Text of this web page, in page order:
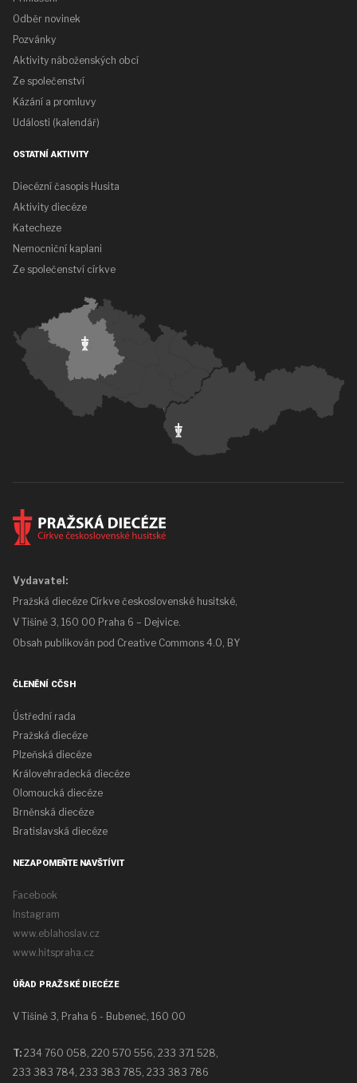
Odběr novinek
Pozvánky
Aktivity náboženských obcí
Ze společenství
Kázání a promluvy
Události (kalendář)
OSTATNÍ AKTIVITY
Diecézní časopis Husita
Aktivity diecéze
Katecheze
Nemocniční kaplani
Ze společenství církve
Vydavatel:
Pražská diecéze Církve československé husitské,
V Tišině 3, 160 00 Praha 6 – Dejvice.
Obsah publikován pod Creative Commons 4.0, BY
ČLENĚNÍ CČSH
Ústřední rada
Pražská diecéze
Plzeňská diecéze
Královehradecká diecéze
Olomoucká diecéze
Brněnská diecéze
Bratislavská diecéze
NEZAPOMEŇTE NAVŠTÍVIT
Facebook
Instagram
www.eblahoslav.cz
www.hitspraha.cz
ÚŘAD PRAŽSKÉ DIECÉZE
V Tišině 3, Praha 6 - Bubeneč, 160 00
T: 234 760 058, 220 570 556, 233 371 528,
233 383 784, 233 383 785, 233 383 786